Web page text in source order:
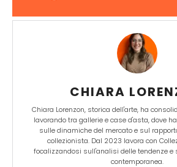
CHIARA
Chiara Lorenzon, storica dell'arte, ha
lavorando tra gallerie e case d'asta, dove
sulle dinamiche del mercato e sul
collezionista. Dal 2023 lavora con
focalizzandosi sull'analisi delle tendenze e
contemporanea.